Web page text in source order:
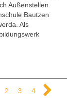
Außenstellen
Bautzen
Als
2 3 4